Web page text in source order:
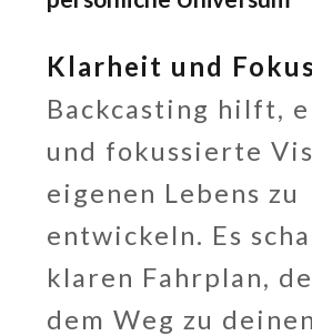
Klarheit und Fokus
Backcasting hilft,
und fokussierte
eigenen Lebens zu
entwickeln. Es
klaren Fahrplan,
dem Weg zu